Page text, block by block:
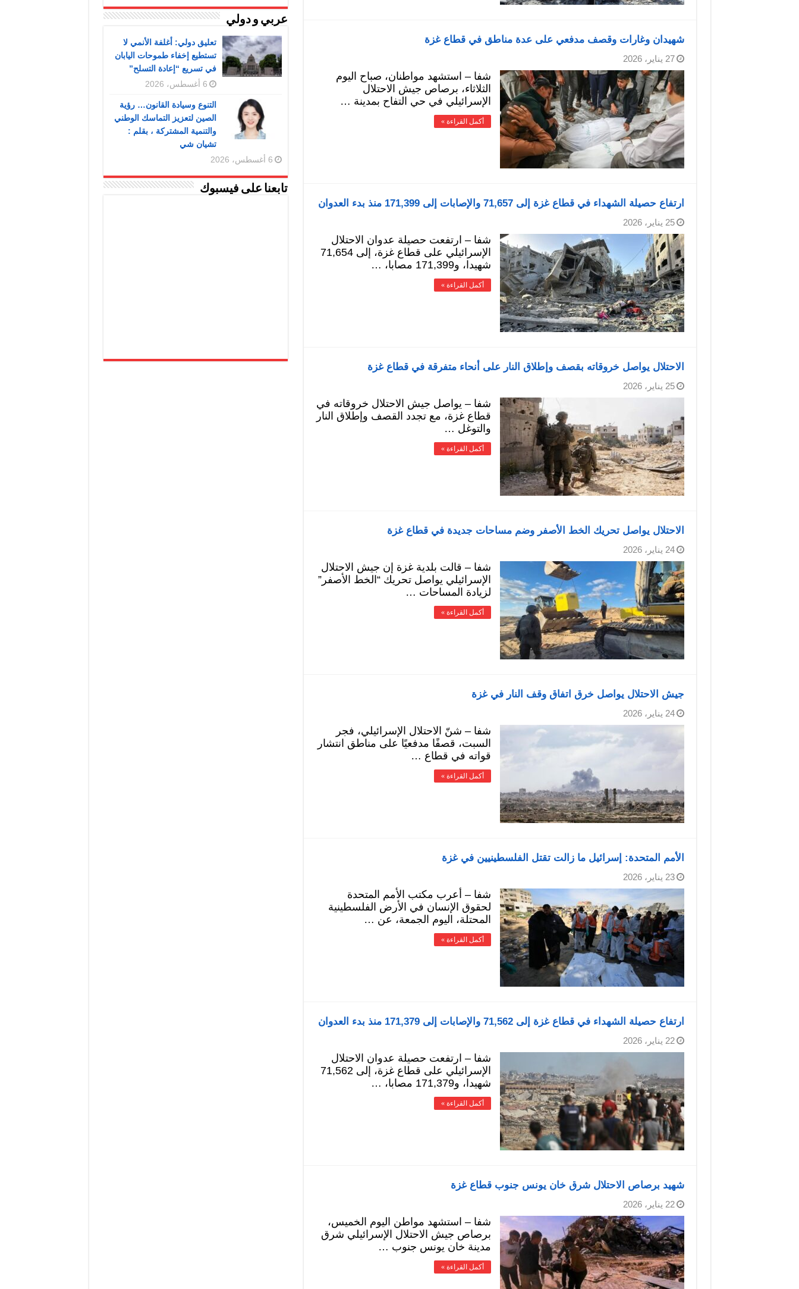
شهيدان وغارات وقصف مدفعي على عدة مناطق في قطاع غزة
27 يناير، 2026
شفا – استشهد مواطنان، صباح اليوم
الثلاثاء، برصاص جيش الاحتلال
الإسرائيلي في حي التفاح بمدينة …
أكمل القراءة »
ارتفاع حصيلة الشهداء في قطاع غزة إلى 71,657 والإصابات إلى 171,399 منذ بدء العدوان
25 يناير، 2026
شفا – ارتفعت حصيلة عدوان الاحتلال
الإسرائيلي على قطاع غزة، إلى 71,654
شهيدا، و171,399 مصابا، …
أكمل القراءة »
الاحتلال يواصل خروقاته بقصف وإطلاق النار على أنحاء متفرقة في قطاع غزة
25 يناير، 2026
شفا – يواصل جيش الاحتلال خروقاته في
قطاع غزة، مع تجدد القصف وإطلاق النار
والتوغل …
أكمل القراءة »
الاحتلال يواصل تحريك الخط الأصفر وضم مساحات جديدة في قطاع غزة
24 يناير، 2026
شفا – قالت بلدية غزة إن جيش الاحتلال
الإسرائيلي يواصل تحريك “الخط الأصفر”
لزيادة المساحات …
أكمل القراءة »
جيش الاحتلال يواصل خرق اتفاق وقف النار في غزة
24 يناير، 2026
شفا – شنّ الاحتلال الإسرائيلي، فجر
السبت، قصفًا مدفعيًا على مناطق انتشار
قواته في قطاع …
أكمل القراءة »
الأمم المتحدة: إسرائيل ما زالت تقتل الفلسطينيين في غزة
23 يناير، 2026
شفا – أعرب مكتب الأمم المتحدة
لحقوق الإنسان في الأرض الفلسطينية
المحتلة، اليوم الجمعة، عن …
أكمل القراءة »
ارتفاع حصيلة الشهداء في قطاع غزة إلى 71,562 والإصابات إلى 171,379 منذ بدء العدوان
22 يناير، 2026
شفا – ارتفعت حصيلة عدوان الاحتلال
الإسرائيلي على قطاع غزة، إلى 71,562
شهيدا، و171,379 مصابا، …
أكمل القراءة »
شهيد برصاص الاحتلال شرق خان يونس جنوب قطاع غزة
22 يناير، 2026
شفا – استشهد مواطن اليوم الخميس،
برصاص جيش الاحتلال الإسرائيلي شرق
مدينة خان يونس جنوب …
أكمل القراءة »
عربي و دولي
تعليق دولي: أغلفة الأنمي لا
تستطيع إخفاء طموحات اليابان
في تسريع “إعادة التسلح”
6 أغسطس، 2026
التنوع وسيادة القانون… رؤية
الصين لتعزيز التماسك الوطني
والتنمية المشتركة ، بقلم :
تشيان شي
6 أغسطس، 2026
تابعنا على فيسبوك